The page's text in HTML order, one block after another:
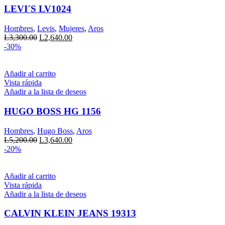
opciones
se
pueden
de
producto
LEVI´S LV1024
Hombres, Levis, Mujeres, Aros
L3,300.00 El
L3,300.00.
L2,640.00El
-30%
Añadir al carrito
Vista rápida
Añadir a la lista de deseos
HUGO BOSS HG 1156
Hombres, Hugo Boss, Aros
L5,200.00 El
L5,200.00.
L3,640.00El
-20%
Añadir al carrito
Vista rápida
Añadir a la lista de deseos
CALVIN KLEIN JEANS 19313